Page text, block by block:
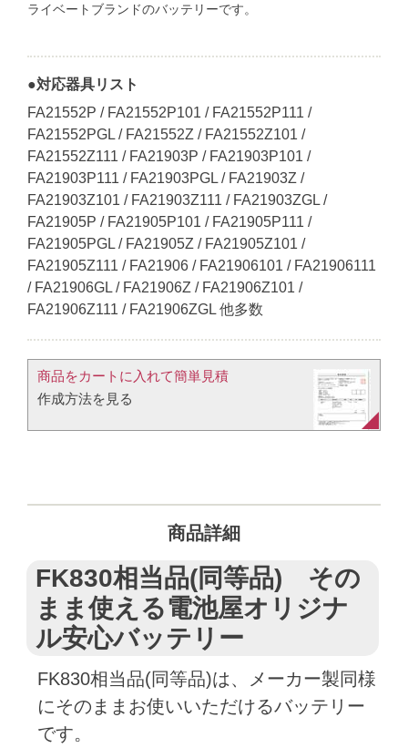
ライベートブランドのバッテリーです。
●対応器具リスト
FA21552P / FA21552P101 / FA21552P111 /
FA21552PGL / FA21552Z / FA21552Z101 /
FA21552Z111 / FA21903P / FA21903P101 /
FA21903P111 / FA21903PGL / FA21903Z /
FA21903Z101 / FA21903Z111 / FA21903ZGL /
FA21905P / FA21905P101 / FA21905P111 /
FA21905PGL / FA21905Z / FA21905Z101 /
FA21905Z111 / FA21906 / FA21906101 / FA21906111
/ FA21906GL / FA21906Z / FA21906Z101 /
FA21906Z111 / FA21906ZGL 他多数
商品をカートに入れて簡単見積​
作成方法を見る​​
商品詳細
FK830相当品(同等品) その
まま使える電池屋オリジナ
ル安心バッテリー
FK830相当品(同等品)は、メーカー製同様
にそのままお使いいただけるバッテリー
です。